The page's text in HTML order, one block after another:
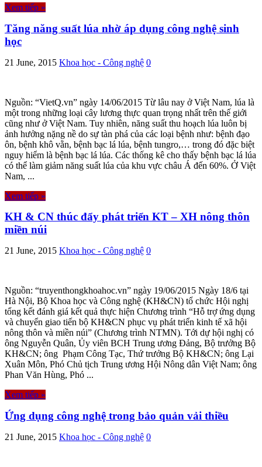
Xem tiếp »
Tăng năng suất lúa nhờ áp dụng công nghệ sinh
học
21 June, 2015 Khoa học - Công nghệ 0
Nguồn: “VietQ.vn” ngày 14/06/2015 Từ lâu nay ở Việt Nam, lúa là
một trong những loại cây lương thực quan trọng nhất trên thế giới
cũng như ở Việt Nam. Tuy nhiên, năng suất thu hoạch lúa luôn bị
ảnh hưởng nặng nề do sự tàn phá của các loại bệnh như: bệnh đạo
ôn, bệnh khô vằn, bệnh bạc lá lúa, bệnh tungro,… trong đó đặc biệt
nguy hiểm là bệnh bạc lá lúa. Các thống kê cho thấy bệnh bạc lá lúa
có thể làm giảm năng suất lúa của khu vực châu Á đến 60%. Ở Việt
Nam, ...
Xem tiếp »
KH & CN thúc đẩy phát triển KT – XH nông thôn
miền núi
21 June, 2015 Khoa học - Công nghệ 0
Nguồn: “truyenthongkhoahoc.vn” ngày 19/06/2015 Ngày 18/6 tại
Hà Nội, Bộ Khoa học và Công nghệ (KH&CN) tổ chức Hội nghị
tổng kết đánh giá kết quả thực hiện Chương trình “Hỗ trợ ứng dụng
và chuyển giao tiến bộ KH&CN phục vụ phát triển kinh tế xã hội
nông thôn và miền núi” (Chương trình NTMN). Tới dự hội nghị có
ông Nguyễn Quân, Ủy viên BCH Trung ương Đảng, Bộ trưởng Bộ
KH&CN; ông Phạm Công Tạc, Thứ trưởng Bộ KH&CN; ông Lại
Xuân Môn, Phó Chủ tịch Trung ương Hội Nông dân Việt Nam; ông
Phan Văn Hùng, Phó ...
Xem tiếp »
Ứng dụng công nghệ trong bảo quản vải thiều
21 June, 2015 Khoa học - Công nghệ 0